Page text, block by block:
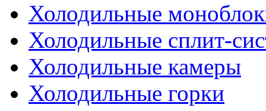
Холодильные
Холодильные сплит-
Холодильные камеры
Холодильные горки